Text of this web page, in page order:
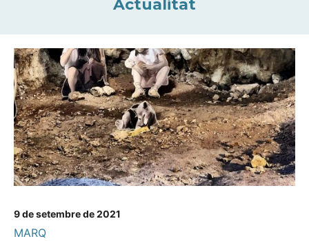
Actualitat
9 de setembre de 2021
MARQ